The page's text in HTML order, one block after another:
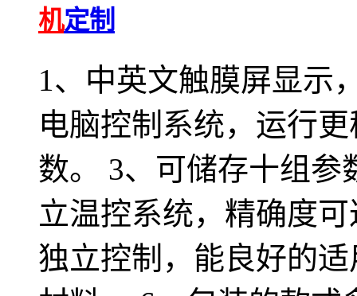
机定制
1、中英文触膜屏显示
电脑控制系统，运行
数。 3、可储存十组参
立温控系统，精确度
独立控制，能良好的